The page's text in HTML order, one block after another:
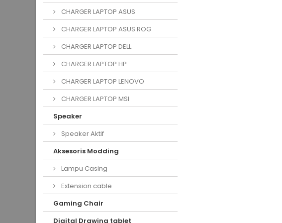
CHARGER LAPTOP ASUS
CHARGER LAPTOP ASUS ROG
CHARGER LAPTOP DELL
CHARGER LAPTOP HP
CHARGER LAPTOP LENOVO
CHARGER LAPTOP MSI
Speaker
Speaker Aktif
Aksesoris Modding
Lampu Casing
Extension cable
Gaming Chair
Digital Drawing tablet